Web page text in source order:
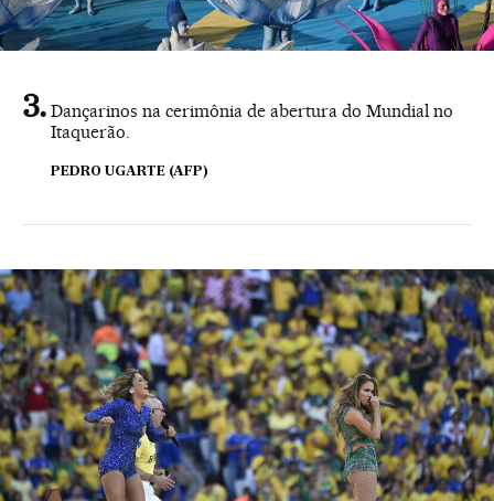
Dançarinos na cerimônia de abertura do Mundial no
Itaquerão.
PEDRO UGARTE (AFP)